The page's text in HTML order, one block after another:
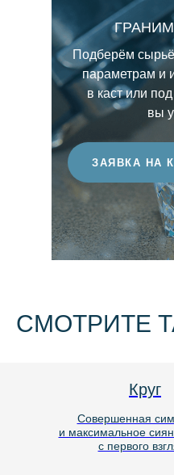
Именно чистота во
визуальное
прозрачность,
выразительность
этот показатель,
считается бриллиант.
буквами от D до Z,
максимально
бриллиантам с
ЗАЯВКА НА
Подберём
параметрам и
в каст или
вы
СМОТРИТЕ
Круг
Совершенная
и максимальное
с первого